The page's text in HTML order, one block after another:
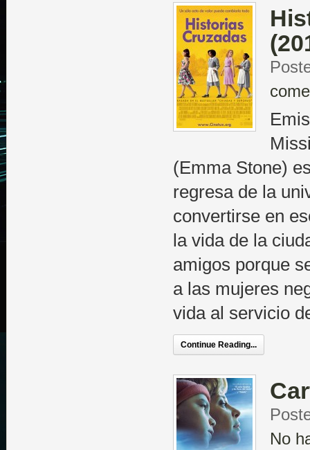
(Emma Stone)
regresa de la
convertirse en
la vida de la
amigos porque
a las mujeres
vida al servicio
Continue Reading...
No